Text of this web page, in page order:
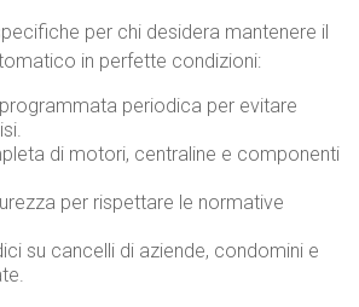
per chi desidera mantenere il
in perfette condizioni:
periodica per evitare
di motori, centraline e componenti
per rispettare le normative
su cancelli di aziende, condomini e